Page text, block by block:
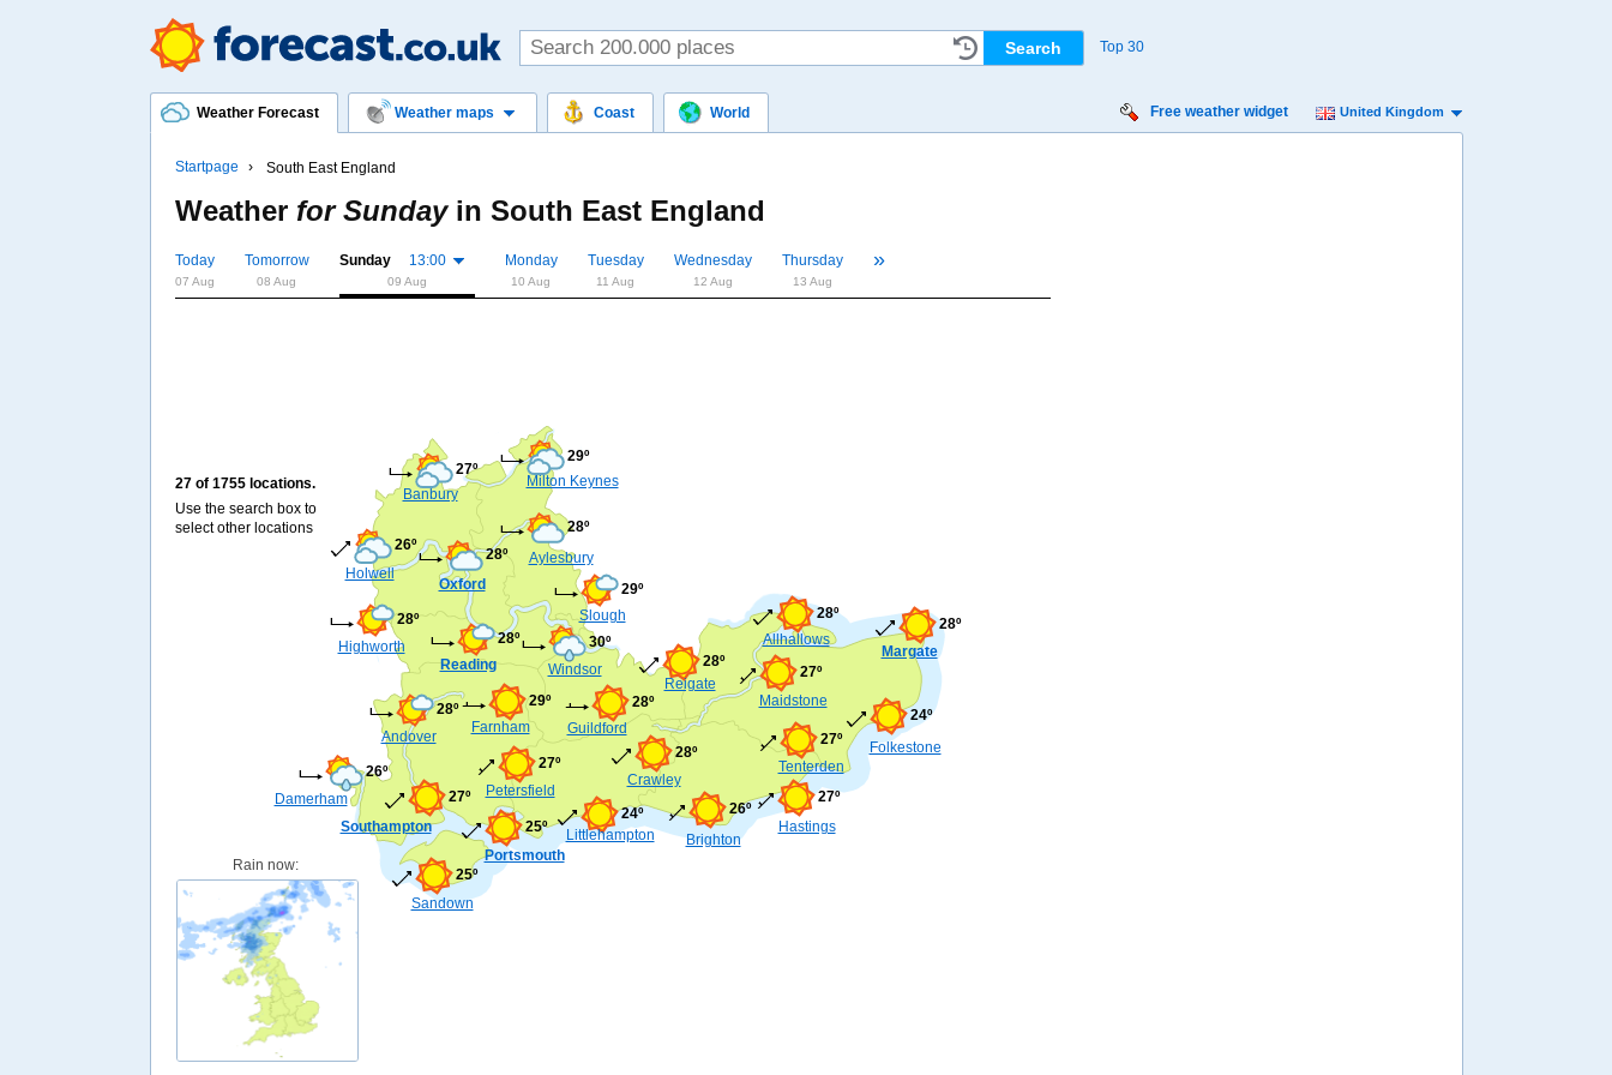
Top 30
Weather Forecast Weather maps Coast World Free weather widget United Kingdom
Startpage South East England
Weather for Sundayin South East England
Today
07 Aug
Tomorrow
08 Aug
Sunday 13:00
09 Aug
Monday
10 Aug
Tuesday
11 Aug
Wednesday
12 Aug
Thursday
13 Aug
»
27 of 1755 locations.
Use the search box to
select other locations
Southampton
27º
Reading
28º
Portsmouth
25º
Oxford
28º
Slough
29º
Brighton
26º
Maidstone
27º
Crawley
28º
Aylesbury
28º
Hastings
27º
Guildford
28º
Margate
28º
Littlehampton
24º
Reigate
28º
Banbury
27º
Folkestone
24º
Andover
28º
Milton Keynes
29º
Farnham
29º
Sandown
25º
Petersfield
27º
Highworth
28º
Tenterden
27º
Allhallows
28º
Windsor
30º
Holwell
26º
Damerham
26º
Rain now: